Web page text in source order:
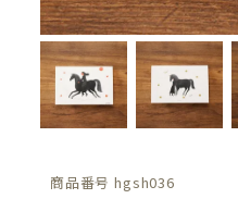
商品番号 hgsh036